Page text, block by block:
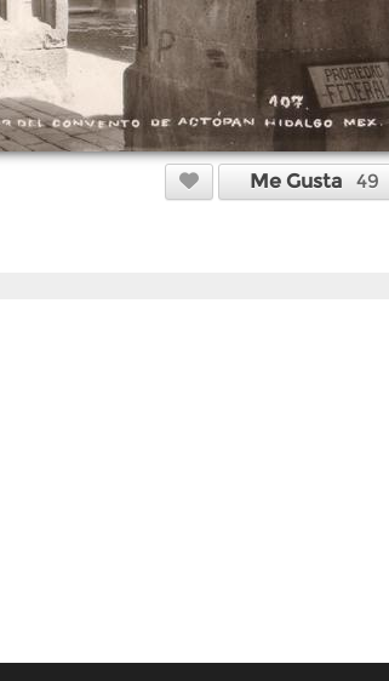
Me Gusta 49